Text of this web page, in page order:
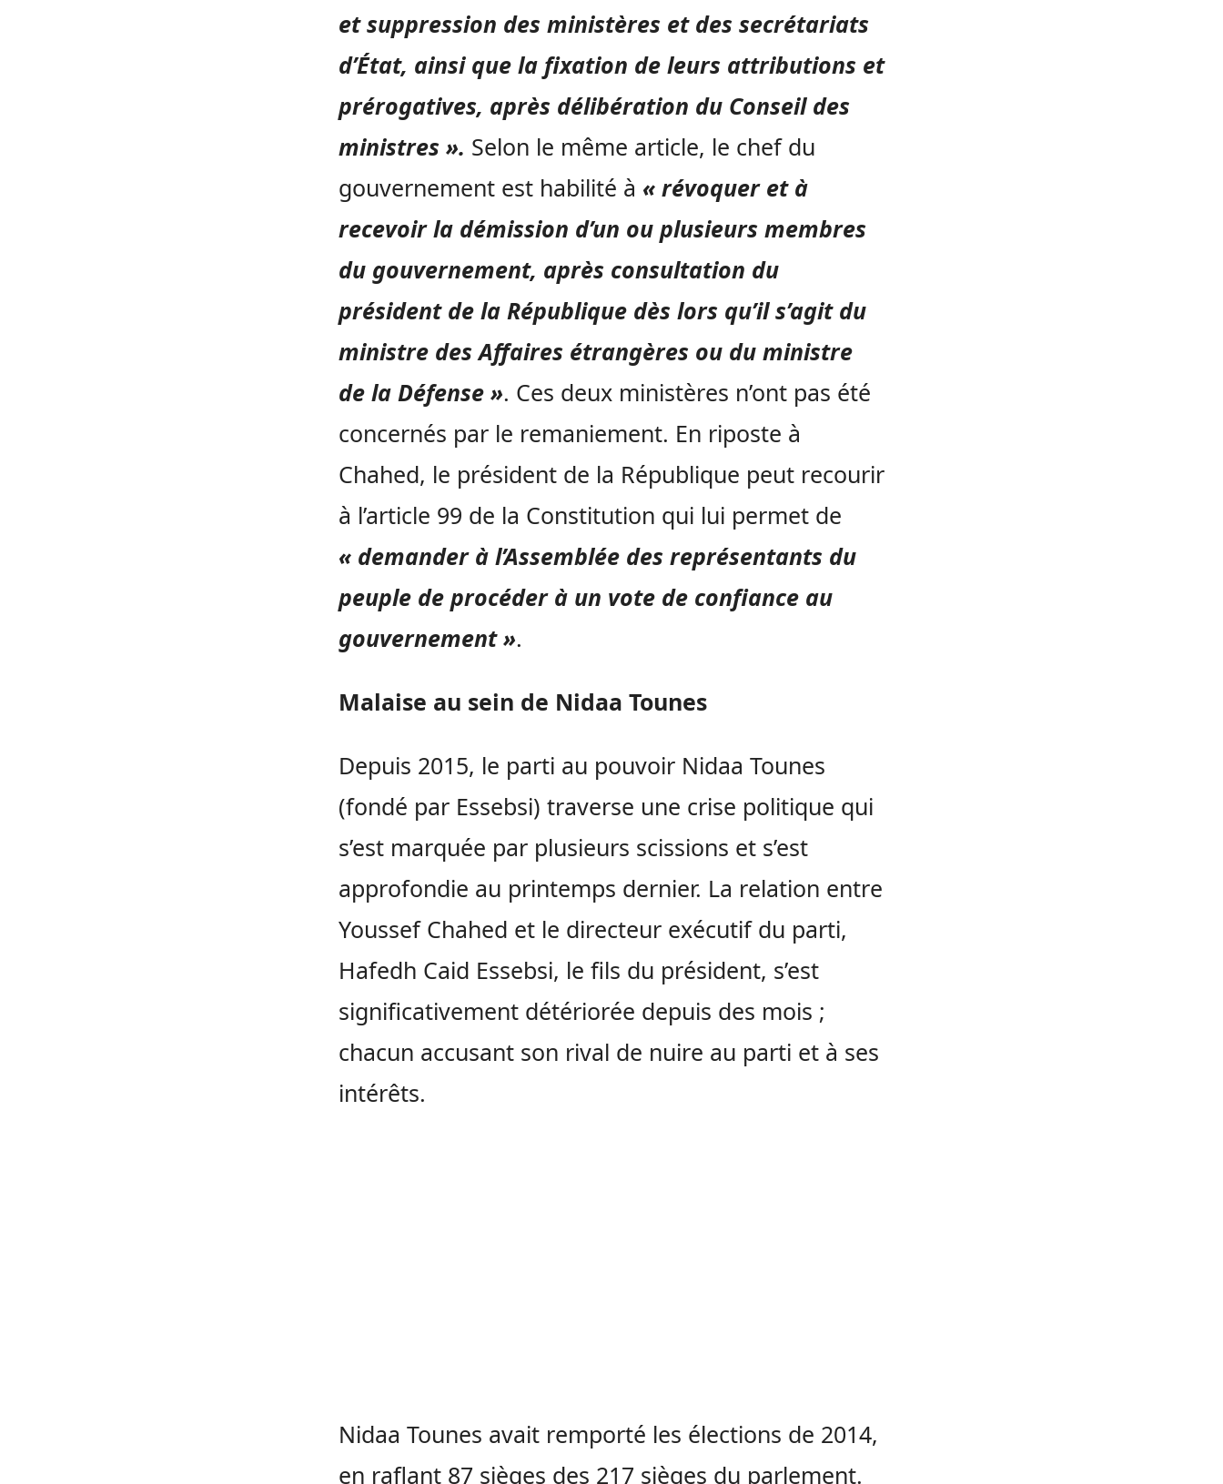
et suppression des ministères et des secrétariats
d’État, ainsi que la fixation de leurs attributions et
prérogatives, après délibération du Conseil des
ministres ». Selon le même article, le chef du
gouvernement est habilité à « révoquer et à
recevoir la démission d’un ou plusieurs membres
du gouvernement, après consultation du
président de la République dès lors qu’il s’agit du
ministre des Affaires étrangères ou du ministre
de la Défense ». Ces deux ministères n’ont pas été
concernés par le remaniement. En riposte à
Chahed, le président de la République peut recourir
à l’article 99 de la Constitution qui lui permet de
« demander à l’Assemblée des représentants du
peuple de procéder à un vote de confiance au
gouvernement ».
Malaise au sein de Nidaa Tounes
Depuis 2015, le parti au pouvoir Nidaa Tounes
(fondé par Essebsi) traverse une crise politique qui
s’est marquée par plusieurs scissions et s’est
approfondie au printemps dernier. La relation entre
Youssef Chahed et le directeur exécutif du parti,
Hafedh Caid Essebsi, le fils du président, s’est
significativement détériorée depuis des mois ;
chacun accusant son rival de nuire au parti et à ses
intérêts.
Nidaa Tounes avait remporté les élections de 2014,
en raflant 87 sièges des 217 sièges du parlement.